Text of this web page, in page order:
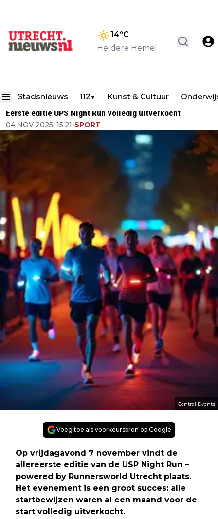
14°C
Heldere Hemel
Stadsnieuws 112 ▼ Kunst & Cultuur
Eerste editie UPS Night Run volledig uitverkocht
04 NOV 2025, 15:21•SPORT
Central Events
Voeg toe als voorkeursbron op Google
Op vrijdagavond 7 november vindt de
allereerste editie van de USP Night Run –
powered by Runnersworld Utrecht plaats.
Het evenement is een groot succes: alle
startbewijzen waren al een maand voor de
start volledig uitverkocht.